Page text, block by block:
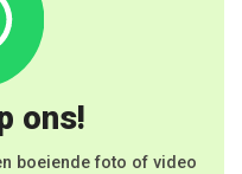
ons!
boeiende foto of video